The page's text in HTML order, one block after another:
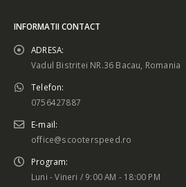
INFORMATII CONTACT
ADRESA:
Vadul Bistritei NR.36 Bacau, Romania
Telefon:
0756427887
E-mail:
office@scooterspeed.ro
Program:
Luni - Vineri / 9:00 AM - 18:00 PM